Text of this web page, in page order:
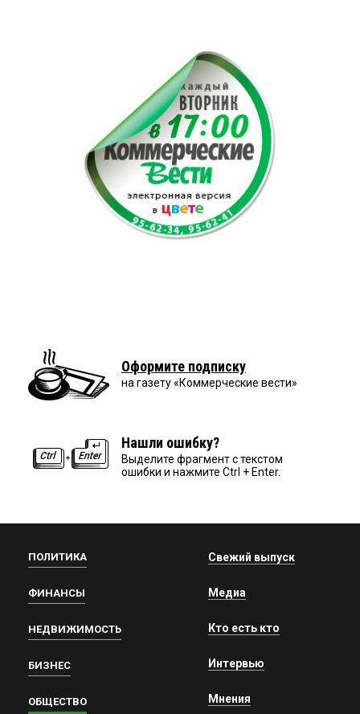
Оформите подписку
на газету «Коммерческие вести»
Нашли ошибку?
Выделите фрагмент с текстом
ошибки и нажмите Ctrl + Enter.
ПОЛИТИКА
ФИНАНСЫ
НЕДВИЖИМОСТЬ
БИЗНЕС
ОБЩЕСТВО
Свежий выпуск
Медиа
Кто есть кто
Интервью
Мнения